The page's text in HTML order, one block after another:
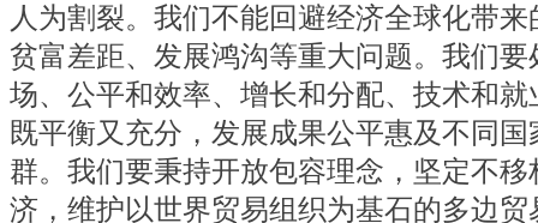
人为割裂。我们不能回避经济全球化带
贫富差距、发展鸿沟等重大问题。我们
场、公平和效率、增长和分配、技术和
既平衡又充分，发展成果公平惠及不同
群。我们要秉持开放包容理念，坚定不
济，维护以世界贸易组织为基石的多边